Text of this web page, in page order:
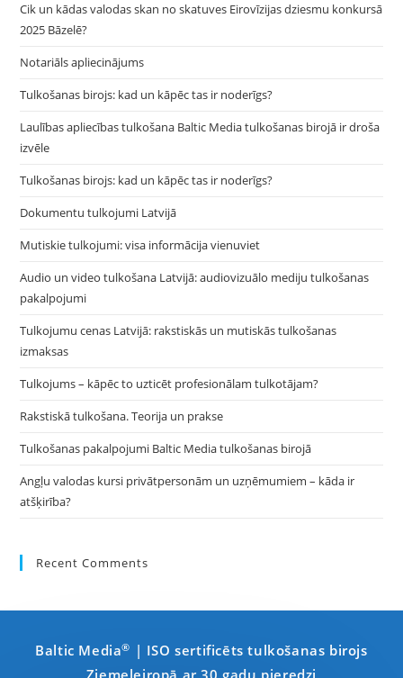
Cik un kādas valodas skan no skatuves Eirovīzijas dziesmu konkursā
2025 Bāzelē?
Notariāls apliecinājums
Tulkošanas birojs: kad un kāpēc tas ir noderīgs?
Laulības apliecības tulkošana Baltic Media tulkošanas birojā ir droša
izvēle
Tulkošanas birojs: kad un kāpēc tas ir noderīgs?
Dokumentu tulkojumi Latvijā
Mutiskie tulkojumi: visa informācija vienuviet
Audio un video tulkošana Latvijā: audiovizuālo mediju tulkošanas
pakalpojumi
Tulkojumu cenas Latvijā: rakstiskās un mutiskās tulkošanas
izmaksas
Tulkojums – kāpēc to uzticēt profesionālam tulkotājam?
Rakstiskā tulkošana. Teorija un prakse
Tulkošanas pakalpojumi Baltic Media tulkošanas birojā
Angļu valodas kursi privātpersonām un uzņēmumiem – kāda ir
atšķirība?
Recent Comments
Baltic Media® | ISO sertificēts tulkošanas birojs